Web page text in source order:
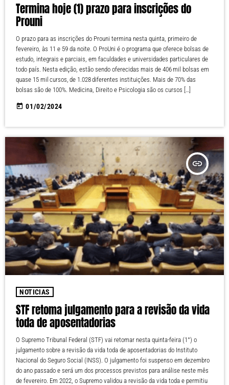
Termina hoje (1) prazo para inscrições do
Prouni
O prazo para as inscrições do Prouni termina nesta quinta, primeiro de
fevereiro, às 11 e 59 da noite. O ProUni é o programa que oferece bolsas de
estudo, integrais e parciais, em faculdades e universidades particulares de
todo país. Nesta edição, estão sendo oferecidas mais de 406 mil bolsas em
quase 15 mil cursos, de 1.028 diferentes instituições. Mais de 70% das
bolsas são de 100%. Medicina, Direito e Psicologia são os cursos […]
today 01/02/2024
insert_link
NOTICIAS
STF retoma julgamento para a revisão da vida
toda de aposentadorias
O Supremo Tribunal Federal (STF) vai retomar nesta quinta-feira (1°) o
julgamento sobre a revisão da vida toda de aposentadorias do Instituto
Nacional do Seguro Social (INSS). O julgamento foi suspenso em dezembro
do ano passado e será um dos processos previstos para análise neste mês
de fevereiro. Em 2022, o Supremo validou a revisão da vida toda e permitiu